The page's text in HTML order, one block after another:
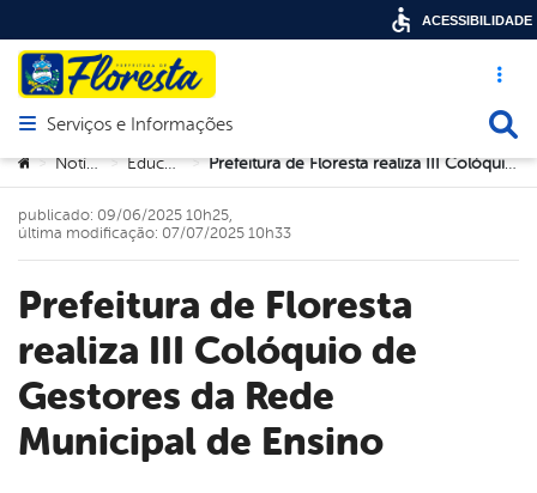
Acesso
Abrir menu principal de navegação
Serviços e Informações
Você está aqui:
> Notícias > Educação > Prefeitura de Floresta realiza III Colóquio de Gestores da Rede Municipal de Ensino
Prefeitura de Floresta
realiza III Colóquio de
Gestores da Rede
Municipal de Ensino
publicado: 09/06/2025 10h25,
última modificação: 07/07/2025 10h33
ACESSIBILIDADE